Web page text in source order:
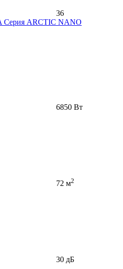
36
Серия ARCTIC NANO
6850 Вт
72 м2
30 дБ